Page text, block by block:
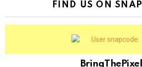
FIND US ON
BringThePixel